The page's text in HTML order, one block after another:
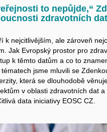
to nepůjde,“
zdravotních dat
k nejcitlivějším, ale zároveň
Jak Evropský prostor pro
k těmto datům a co to
jsme mluvili se
která se dlouhodobě
v oblasti zdravotních dat a
data iniciativy EOSC CZ.